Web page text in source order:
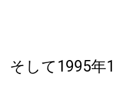
そして1995年